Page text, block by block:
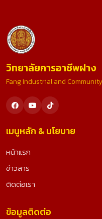
วิทยาลัยการอาชีพฝาง
Fang Industrial and
เมนูหลัก & นโยบาย
หน้าแรก
ข่าวสาร
ติดต่อเรา
ข้อมูลติดต่อ